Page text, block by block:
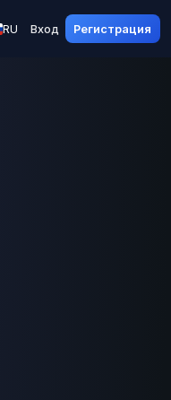
RU Вход Регистрация